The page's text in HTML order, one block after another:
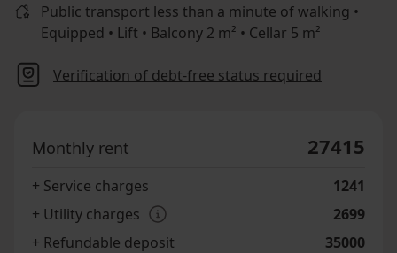
Public transport less than a minute of walking •
Equipped • Lift • Balcony 2 m² • Cellar 5 m²
Verification of debt-free status required
Monthly rent 27415
+ Service charges
1241
+ Utility charges
2699
+ Refundable deposit
35000